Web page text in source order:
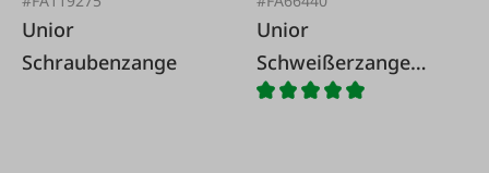
Unior
Schraubenzange
Unior
Schweißerzange
Universal